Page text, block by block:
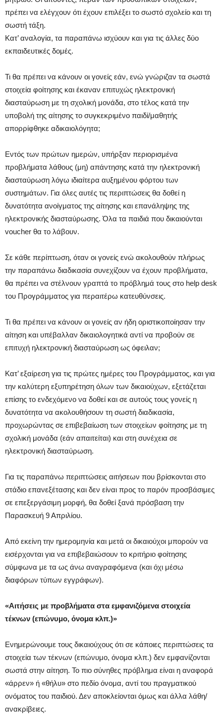
πρέπει να ελέγχουν ότι έχουν επιλέξει το σωστό σχολείο και τη
σωστή τάξη.
Κατ’ αναλογία, τα παραπάνω ισχύουν και για τις άλλες δύο
εκπαιδευτικές δομές.
Τι θα πρέπει να κάνουν οι γονείς εάν, ενώ γνώριζαν τα σωστά
στοιχεία φοίτησης και έκαναν επιτυχώς ηλεκτρονική
διασταύρωση με τη σχολική μονάδα, στο τέλος κατά την
υποβολή της αίτησης το συγκεκριμένο παιδί/μαθητής
απορρίφθηκε αδικαιολόγητα;
Εντός των πρώτων ημερών, υπήρξαν περιορισμένα
προβλήματα λάθους (μη) απάντησης κατά την ηλεκτρονική
διασταύρωση λόγω ιδιαίτερα αυξημένου φόρτου των
συστημάτων. Για όλες αυτές τις περιπτώσεις θα δοθεί η
δυνατότητα ανοίγματος της αίτησης και επανάληψης της
ηλεκτρονικής διασταύρωσης. Όλα τα παιδιά που δικαιούνται
voucher θα το λάβουν.
Σε κάθε περίπτωση, όταν οι γονείς ενώ ακολουθούν πλήρως
την παραπάνω διαδικασία συνεχίζουν να έχουν προβλήματα,
θα πρέπει να στέλνουν γραπτά το πρόβλημά τους στο help desk
του Προγράμματος για περαιτέρω κατευθύνσεις.
Τι θα πρέπει να κάνουν οι γονείς αν ήδη οριστικοποίησαν την
αίτηση και υπέβαλλαν δικαιολογητικά αντί να προβούν σε
επιτυχή ηλεκτρονική διασταύρωση ως όφειλαν;
Κατ’ εξαίρεση για τις πρώτες ημέρες του Προγράμματος, και για
την καλύτερη εξυπηρέτηση όλων των δικαιούχων, εξετάζεται
επίσης το ενδεχόμενο να δοθεί και σε αυτούς τους γονείς η
δυνατότητα να ακολουθήσουν τη σωστή διαδικασία,
προχωρώντας σε επιβεβαίωση των στοιχείων φοίτησης με τη
σχολική μονάδα (εάν απαιτείται) και στη συνέχεια σε
ηλεκτρονική διασταύρωση.
Για τις παραπάνω περιπτώσεις αιτήσεων που βρίσκονται στο
στάδιο επανεξέτασης και δεν είναι προς το παρόν προσβάσιμες
σε επεξεργάσιμη μορφή, θα δοθεί ξανά πρόσβαση την
Παρασκευή 9 Απριλίου.
Από εκείνη την ημερομηνία και μετά οι δικαιούχοι μπορούν να
εισέρχονται για να επιβεβαιώσουν το κριτήριο φοίτησης
σύμφωνα με τα ως άνω αναγραφόμενα (και όχι μέσω
διαφόρων τύπων εγγράφων).
«Αιτήσεις με προβλήματα στα εμφανιζόμενα στοιχεία
τέκνων (επώνυμο, όνομα κλπ.)»
Ενημερώνουμε τους δικαιούχους ότι σε κάποιες περιπτώσεις τα
στοιχεία των τέκνων (επώνυμο, όνομα κλπ.) δεν εμφανίζονται
σωστά στην αίτηση. Το πιο σύνηθες πρόβλημα είναι η αναφορά
«άρρεν» ή «θήλυ» στο πεδίο όνομα, αντί του πραγματικού
ονόματος του παιδιού. Δεν αποκλείονται όμως και άλλα λάθη/
ανακρίβειες.